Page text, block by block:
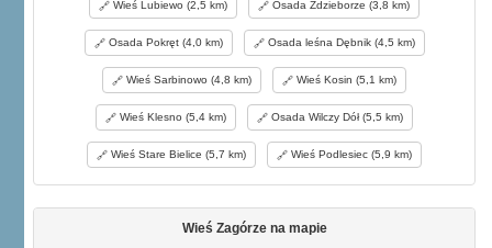
Wieś Lubiewo (2,5 km) Osada Zdzieborze (3,8 km)
Osada Pokręt (4,0 km) Osada leśna Dębnik (4,5 km)
Wieś Sarbinowo (4,8 km) Wieś Kosin (5,1 km)
Wieś Klesno (5,4 km) Osada Wilczy Dół (5,5 km)
Wieś Stare Bielice (5,7 km) Wieś Podlesiec (5,9 km)
Wieś Zagórze na mapie